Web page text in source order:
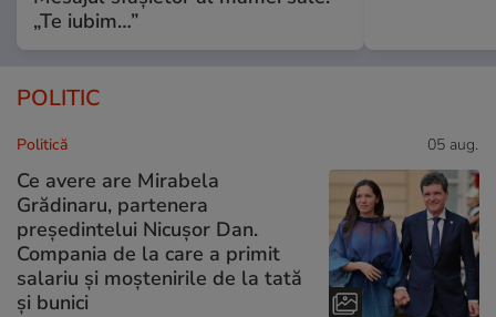
„Te iubim…”
POLITIC
Politică 05 aug.
Ce avere are Mirabela
Grădinaru, partenera
președintelui Nicușor Dan.
Compania de la care a primit
salariu și moștenirile de la tată
și bunici